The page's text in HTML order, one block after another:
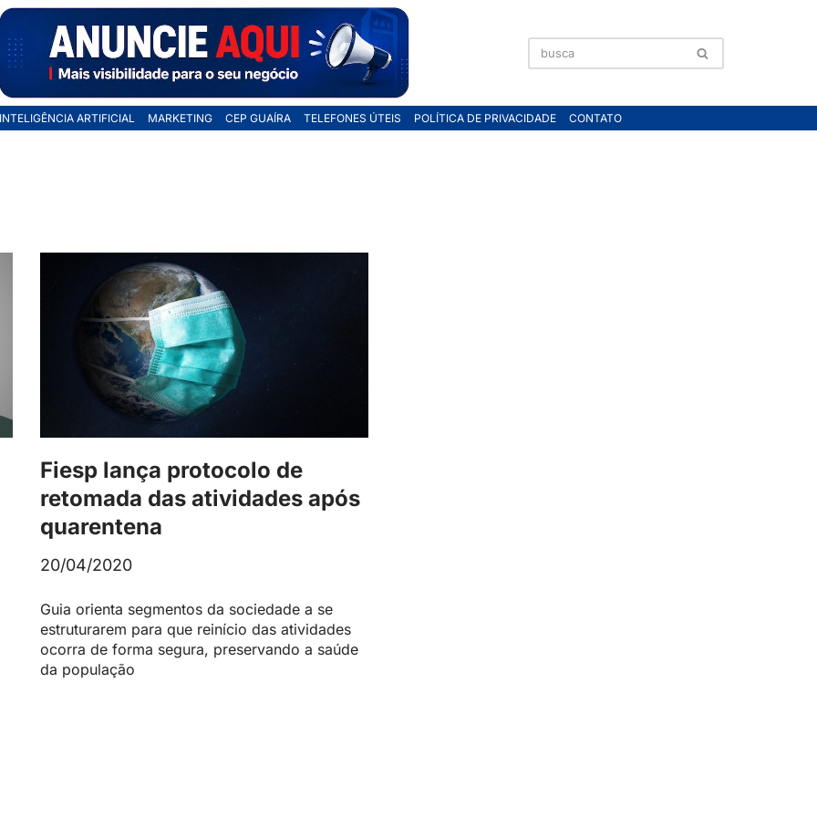
INTELIGÊNCIA ARTIFICIAL MARKETING CEP GUAÍRA TELEFONES ÚTEIS POLÍTICA DE PRIVACIDADE CONTATO
Fiesp lança protocolo de
retomada das atividades após
quarentena
20/04/2020
Guia orienta segmentos da sociedade a se
estruturarem para que reinício das atividades
ocorra de forma segura, preservando a saúde
da população